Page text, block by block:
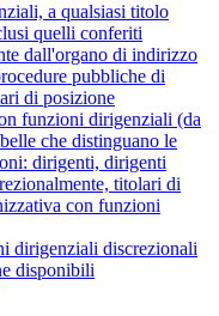
a qualsiasi titolo
quelli conferiti
dall'organo di indirizzo
pubbliche di
di posizione
funzioni dirigenziali (da
che distinguano le
dirigenti, dirigenti
titolari di
con funzioni
dirigenziali discrezionali
disponibili